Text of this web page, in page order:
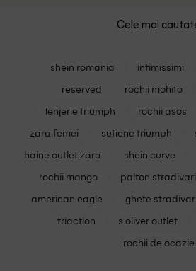
Cele mai
shein romania intimissimi
reserved
rochii mohito
lenjerie triumph
rochii asos
zara femei
sutiene triumph
haine outlet zara
shein curve
rochii mango
palton
american eagle
ghete
triaction
s oliver outlet
rochii de ocazie